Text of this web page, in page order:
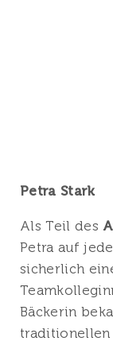
Petra Stark
Als Teil des
Petra auf
sicherlich
Bäckerin
traditionellen